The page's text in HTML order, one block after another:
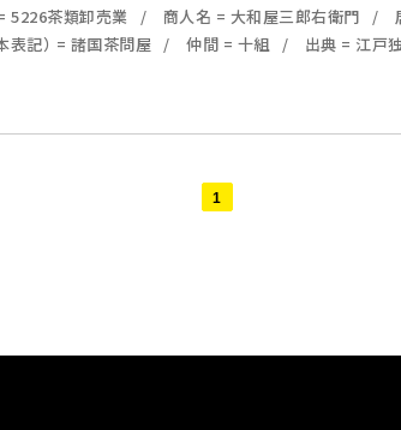
5226茶類卸売業 商人名 = 大和屋三郎右衛門
表記） = 諸国茶問屋 仲間 = 十組 出典 = 江戸
1